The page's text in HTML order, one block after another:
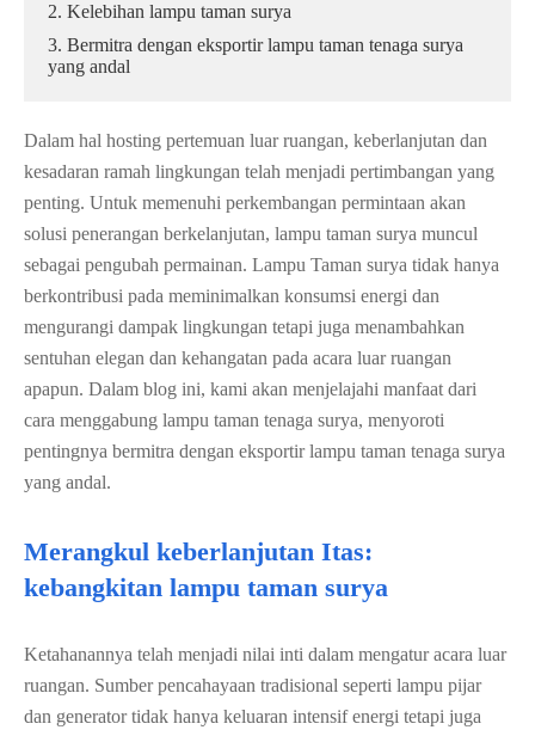
2. Kelebihan lampu taman surya
3. Bermitra dengan eksportir lampu taman tenaga surya
yang andal
Dalam hal hosting pertemuan luar ruangan, keberlanjutan dan
kesadaran ramah lingkungan telah menjadi pertimbangan yang
penting. Untuk memenuhi perkembangan permintaan akan
solusi penerangan berkelanjutan, lampu taman surya muncul
sebagai pengubah permainan. Lampu Taman surya tidak hanya
berkontribusi pada meminimalkan konsumsi energi dan
mengurangi dampak lingkungan tetapi juga menambahkan
sentuhan elegan dan kehangatan pada acara luar ruangan
apapun. Dalam blog ini, kami akan menjelajahi manfaat dari
cara menggabung lampu taman tenaga surya, menyoroti
pentingnya bermitra dengan eksportir lampu taman tenaga surya
yang andal.
Merangkul keberlanjutan Itas:
kebangkitan lampu taman surya
Ketahanannya telah menjadi nilai inti dalam mengatur acara luar
ruangan. Sumber pencahayaan tradisional seperti lampu pijar
dan generator tidak hanya keluaran intensif energi tetapi juga